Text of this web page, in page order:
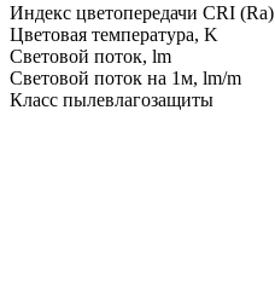
Индекс цветопередачи CRI (Ra)
Цветовая температура, K
Световой поток, lm
Световой поток на 1м, lm/m
Класс пылевлагозащиты